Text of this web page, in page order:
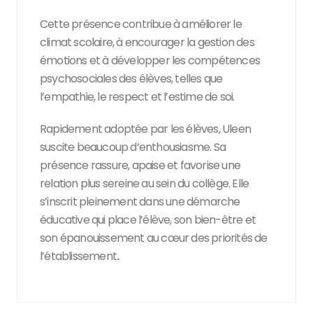
Cette présence contribue à améliorer le
climat scolaire, à encourager la gestion des
émotions et à développer les compétences
psychosociales des élèves, telles que
l’empathie, le respect et l’estime de soi.
Rapidement adoptée par les élèves, Uleen
suscite beaucoup d’enthousiasme. Sa
présence rassure, apaise et favorise une
relation plus sereine au sein du collège. Elle
s’inscrit pleinement dans une démarche
éducative qui place l’élève, son bien-être et
son épanouissement au cœur des priorités de
l’établissement.